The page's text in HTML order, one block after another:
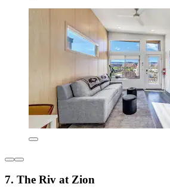
7. The Riv at Zion